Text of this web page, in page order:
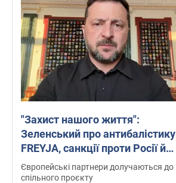
"Захист нашого життя":
Зеленський про антибалістику
FREYJA, санкції проти Росії й
підтримку аграріїв. Відео
Європейські партнери долучаються до
спільного проєкту